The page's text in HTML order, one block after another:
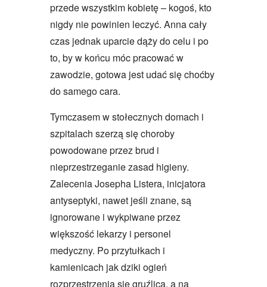
przede wszystkim kobietę – kogoś, kto
nigdy nie powinien leczyć. Anna cały
czas jednak uparcie dąży do celu i po
to, by w końcu móc pracować w
zawodzie, gotowa jest udać się choćby
do samego cara.
Tymczasem w stołecznych domach i
szpitalach szerzą się choroby
powodowane przez brud i
nieprzestrzeganie zasad higieny.
Zalecenia Josepha Listera, inicjatora
antyseptyki, nawet jeśli znane, są
ignorowane i wykpiwane przez
większość lekarzy i personel
medyczny. Po przytułkach i
kamienicach jak dziki ogień
rozprzestrzenia się gruźlica, a na